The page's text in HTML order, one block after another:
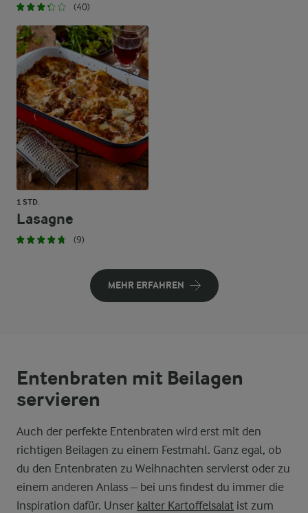
(40)
1 STD.
Lasagne
(9)
MEHR ERFAHREN
Entenbraten mit Beilagen
servieren
Auch der perfekte Entenbraten wird erst mit den
richtigen Beilagen zu einem Festmahl. Ganz egal, ob
du den Entenbraten zu Weihnachten servierst oder zu
einem anderen Anlass – bei uns findest du immer die
Inspiration dafür. Unser kalter Kartoffelsalat ist zum